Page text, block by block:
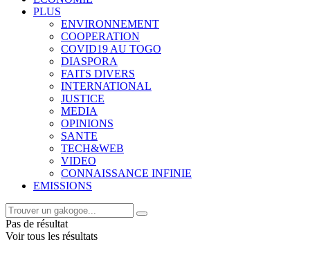
PLUS
ENVIRONNEMENT
COOPERATION
COVID19 AU TOGO
DIASPORA
FAITS DIVERS
INTERNATIONAL
JUSTICE
MEDIA
OPINIONS
SANTE
TECH&WEB
VIDEO
CONNAISSANCE INFINIE
EMISSIONS
Pas de résultat
Voir tous les résultats